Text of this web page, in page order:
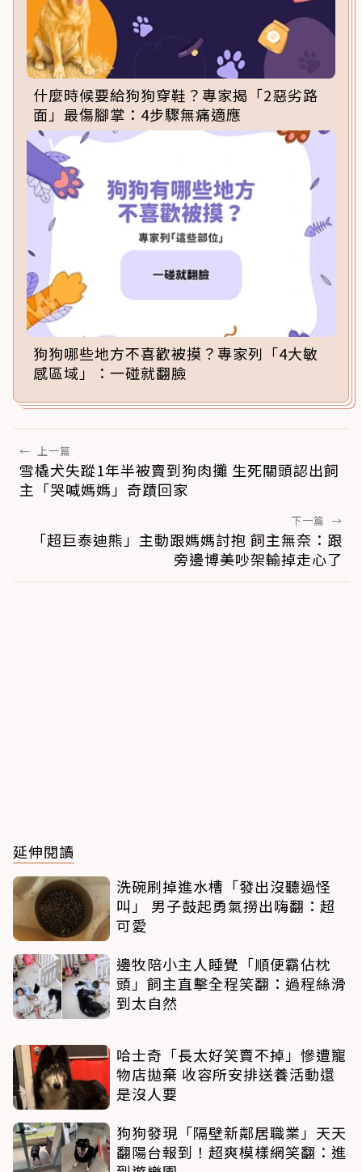
什麼時候要給狗狗穿鞋？專家揭「2惡劣路
面」最傷腳掌：4步驟無痛適應
狗狗哪些地方不喜歡被摸？專家列「4大敏
感區域」：一碰就翻臉
← 上一篇
雪橇犬失蹤1年半被賣到狗肉攤 生死關頭認出飼
主「哭喊媽媽」奇蹟回家
下一篇 →
「超巨泰迪熊」主動跟媽媽討抱 飼主無奈：跟
旁邊博美吵架輸掉走心了
延伸閱讀
洗碗刷掉進水槽「發出沒聽過怪
叫」 男子鼓起勇氣撈出嗨翻：超
可愛
邊牧陪小主人睡覺「順便霸佔枕
頭」飼主直擊全程笑翻：過程絲滑
到太自然
哈士奇「長太好笑賣不掉」慘遭寵
物店拋棄 收容所安排送養活動還
是沒人要
狗狗發現「隔壁新鄰居職業」天天
翻陽台報到！超爽模樣網笑翻：進